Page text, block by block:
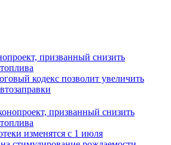
призванный снизить
кодекс позволит увеличить
изменятся с 1 июля